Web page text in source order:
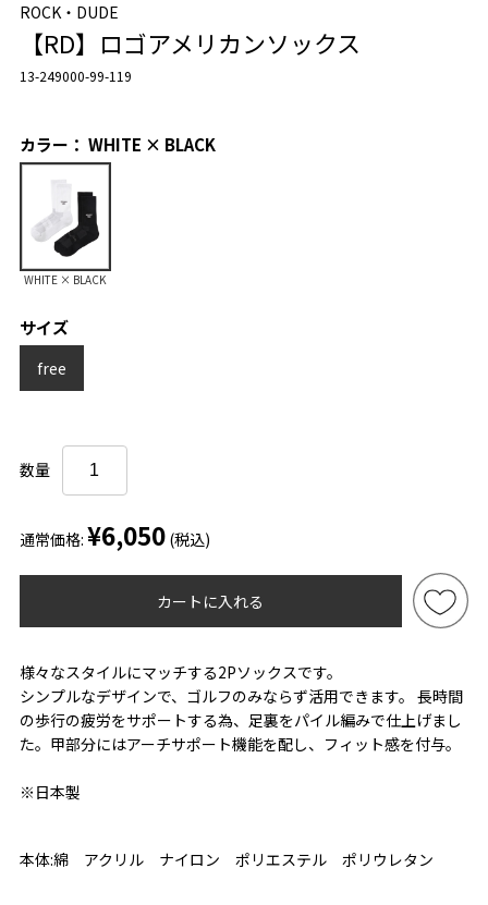
ROCK・DUDE
【RD】ロゴアメリカンソックス
13-249000-99-119
カラー： WHITE × BLACK
WHITE × BLACK
サイズ
free
数量
通常価格: ¥6,050 (税込)
カートに入れる
様々なスタイルにマッチする2Pソックスです。
シンプルなデザインで、ゴルフのみならず活用できます。 長時間
の歩行の疲労をサポートする為、足裏をパイル編みで仕上げまし
た。甲部分にはアーチサポート機能を配し、フィット感を付与。
※日本製
本体:綿 アクリル ナイロン ポリエステル ポリウレタン